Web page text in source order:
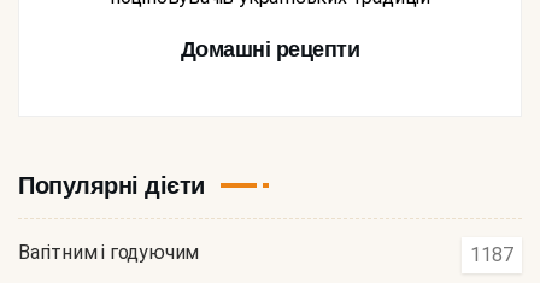
Домашні рецепти
Популярні дієти
Вагітним і годуючим 1187